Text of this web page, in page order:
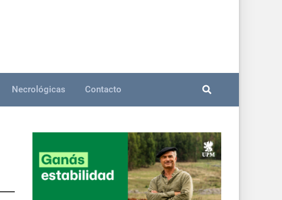
Necrológicas Contacto